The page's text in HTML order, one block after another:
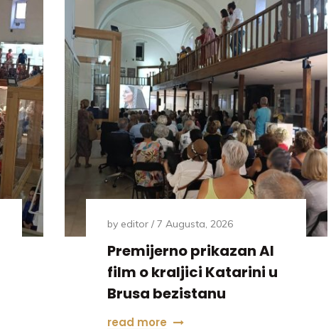
by editor 7 Augusta, 2026
Premijerno prikazan AI
film o kraljici Katarini u
Brusa bezistanu
read more